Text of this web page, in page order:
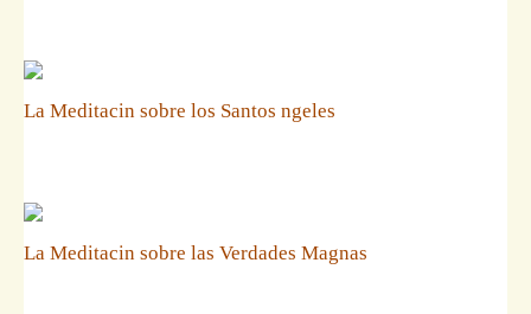
La Meditacin sobre los Santos ngeles
La Meditacin sobre las Verdades Magnas